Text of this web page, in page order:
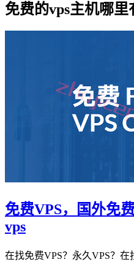
免费的vps主机哪里
免费VPS，国外免
vps
在找免费VPS？永久VPS？